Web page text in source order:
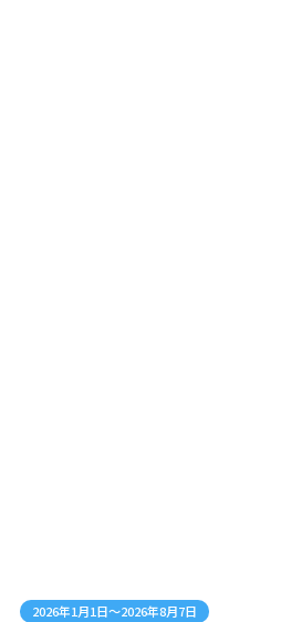
2026年1月1日～2026年8月7日